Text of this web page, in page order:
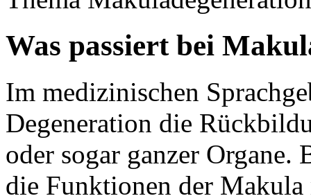
Was passiert bei
Im medizinischen
Degeneration die
oder sogar ganzer Organe.
die Funktionen der Makula